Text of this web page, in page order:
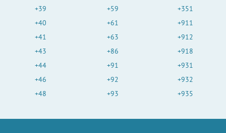
+39
+40
+41
+43
+44
+46
+48
+59
+61
+63
+86
+91
+92
+93
+351
+911
+912
+918
+931
+932
+935